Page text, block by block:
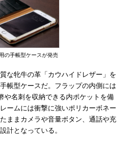
の手帳型ケースが発売
な牝牛の革「カウハイドレザー」を
帳型ケースだ。フラップの内側には
や名刺を収納できる内ポケットを備
ームには衝撃に強いポリカーボネー
ままカメラや音量ボタン、通話や充
計となっている。